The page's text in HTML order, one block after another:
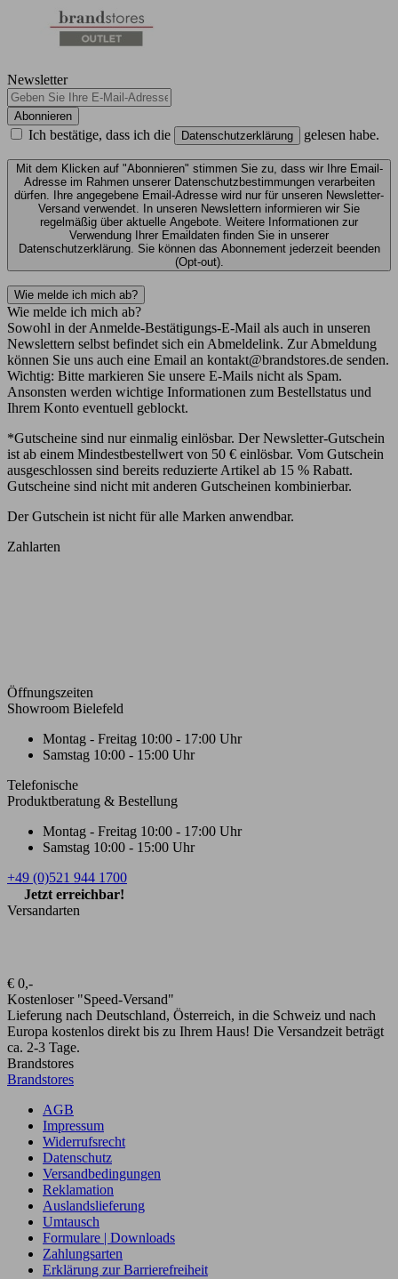
Newsletter
Abonnieren
Ich bestätige, dass ich die Datenschutzerklärung gelesen habe.
Mit dem Klicken auf "Abonnieren" stimmen Sie zu, dass wir Ihre Email-
Adresse im Rahmen unserer Datenschutzbestimmungen verarbeiten
dürfen. Ihre angegebene Email-Adresse wird nur für unseren Newsletter-
Versand verwendet. In unseren Newslettern informieren wir Sie
regelmäßig über aktuelle Angebote. Weitere Informationen zur
Verwendung Ihrer Emaildaten finden Sie in unserer
Datenschutzerklärung. Sie können das Abonnement jederzeit beenden
(Opt-out).
Wie melde ich mich ab?
Wie melde ich mich ab?
Sowohl in der Anmelde-Bestätigungs-E-Mail als auch in unseren
Newslettern selbst befindet sich ein Abmeldelink. Zur Abmeldung
können Sie uns auch eine Email an kontakt@brandstores.de senden.
Wichtig: Bitte markieren Sie unsere E-Mails nicht als Spam.
Ansonsten werden wichtige Informationen zum Bestellstatus und
Ihrem Konto eventuell geblockt.
*Gutscheine sind nur einmalig einlösbar. Der Newsletter-Gutschein
ist ab einem Mindestbestellwert von 50 € einlösbar. Vom Gutschein
ausgeschlossen sind bereits reduzierte Artikel ab 15 % Rabatt.
Gutscheine sind nicht mit anderen Gutscheinen kombinierbar.
Der Gutschein ist nicht für alle Marken anwendbar.
Zahlarten
Öffnungszeiten
Showroom Bielefeld
Montag - Freitag 10:00 - 17:00 Uhr
Samstag 10:00 - 15:00 Uhr
Telefonische
Produktberatung & Bestellung
Montag - Freitag 10:00 - 17:00 Uhr
Samstag 10:00 - 15:00 Uhr
+49 (0)521 944 1700
Jetzt erreichbar!
Versandarten
€ 0,-
Kostenloser "Speed-Versand"
Lieferung nach Deutschland, Österreich, in die Schweiz und nach
Europa kostenlos direkt bis zu Ihrem Haus! Die Versandzeit beträgt
ca. 2-3 Tage.
Brandstores
Brandstores
AGB
Impressum
Widerrufsrecht
Datenschutz
Versandbedingungen
Reklamation
Auslandslieferung
Umtausch
Formulare | Downloads
Zahlungsarten
Erklärung zur Barrierefreiheit